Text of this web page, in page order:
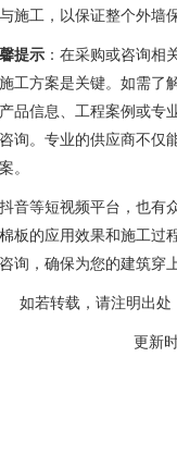
施工，以保证整个外墙
提示 ：在采购或咨询相
工方案是关键。如需了
品信息、工程案例或专
询。专业的供应商不仅
。
音等短视频平台，也有
板的应用效果和施工过
询，确保为您的建筑穿
如若转载，请注明出
更新